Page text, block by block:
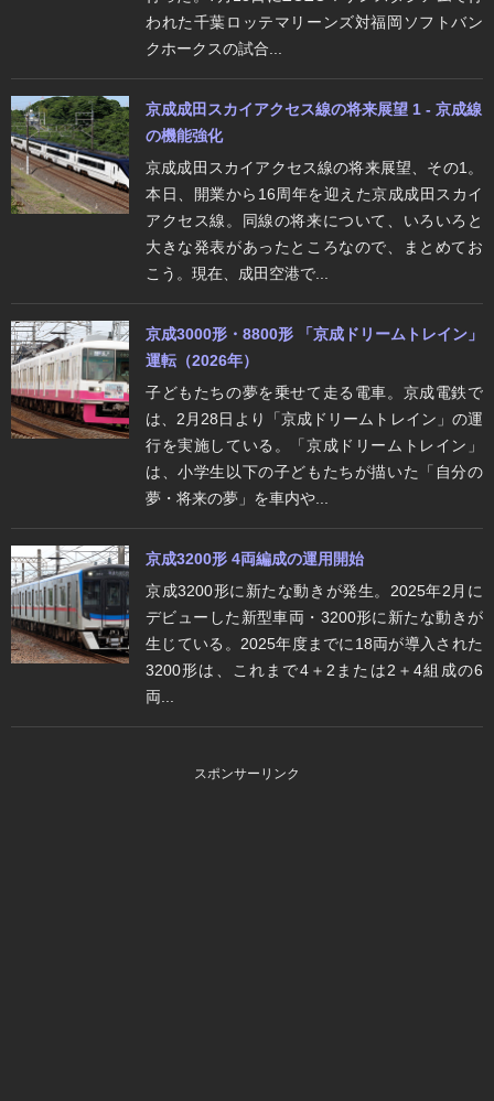
われた千葉ロッテマリーンズ対福岡ソフトバン
クホークスの試合...
京成成田スカイアクセス線の将来展望 1 - 京成線
の機能強化
京成成田スカイアクセス線の将来展望、その1。
本日、開業から16周年を迎えた京成成田スカイ
アクセス線。同線の将来について、いろいろと
大きな発表があったところなので、まとめてお
こう。現在、成田空港で...
京成3000形・8800形 「京成ドリームトレイン」
運転（2026年）
子どもたちの夢を乗せて走る電車。京成電鉄で
は、2月28日より「京成ドリームトレイン」の運
行を実施している。「京成ドリームトレイン」
は、小学生以下の子どもたちが描いた「自分の
夢・将来の夢」を車内や...
京成3200形 4両編成の運用開始
京成3200形に新たな動きが発生。2025年2月に
デビューした新型車両・3200形に新たな動きが
生じている。2025年度までに18両が導入された
3200形は、これまで4＋2または2＋4組成の6
両...
スポンサーリンク